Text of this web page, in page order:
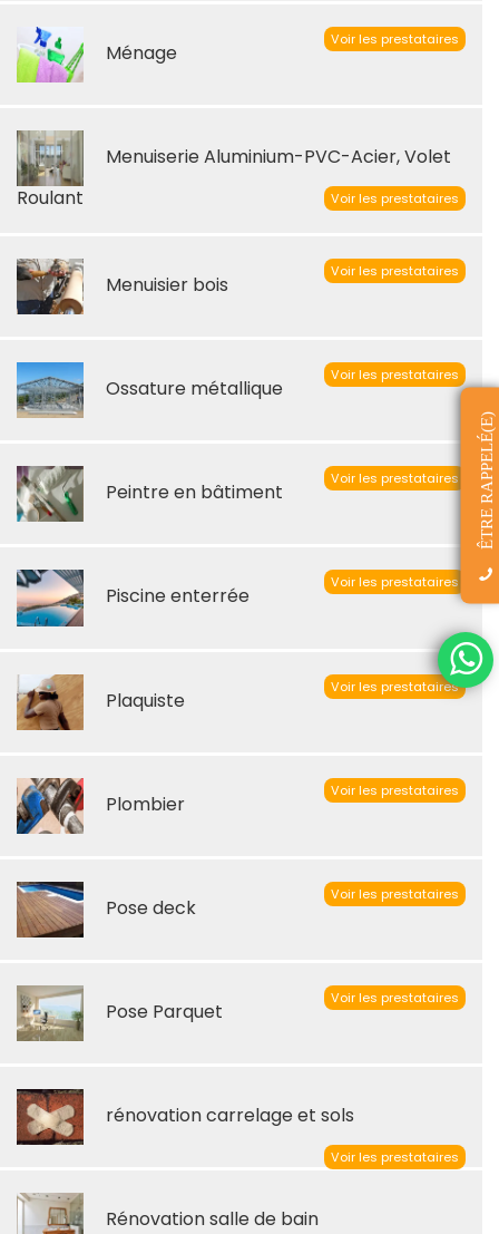
Ménage
Voir les prestataires
Menuiserie Aluminium-PVC-Acier, Volet
Roulant
Voir les prestataires
Menuisier bois
Voir les prestataires
Ossature métallique
Voir les prestataires
Peintre en bâtiment
Voir les prestataires
Piscine enterrée
Voir les prestataires
Plaquiste
Voir les prestataires
Plombier
Voir les prestataires
Pose deck
Voir les prestataires
Pose Parquet
Voir les prestataires
rénovation carrelage et sols
Voir les prestataires
Rénovation salle de bain
ÊTRE RAPPELÉ(E)